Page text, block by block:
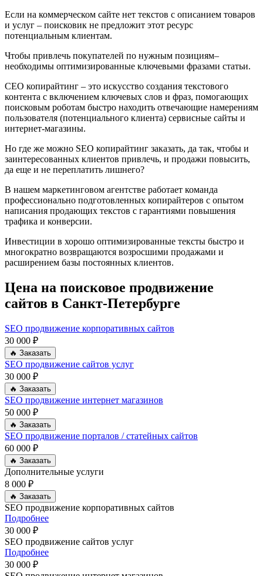
Если на коммерческом сайте нет текстов с описанием товаров
и услуг – поисковик не предложит этот ресурс
потенциальным клиентам.
Чтобы привлечь покупателей по нужным позициям–
необходимы оптимизированные ключевыми фразами статьи.
СЕО копирайтинг – это искусство создания текстового
контента с включением ключевых слов и фраз, помогающих
поисковым роботам быстро находить отвечающие намерениям
пользователя (потенциального клиента) сервисные сайты и
интернет-магазины.
Но где же можно SEO копирайтинг заказать, да так, чтобы и
заинтересованных клиентов привлечь, и продажи повысить,
да еще и не переплатить лишнего?
В нашем маркетинговом агентстве работает команда
профессионально подготовленных копирайтеров с опытом
написания продающих текстов с гарантиями повышения
трафика и конверсии.
Инвестиции в хорошо оптимизированные тексты быстро и
многократно возвращаются возросшими продажами и
расширением базы постоянных клиентов.
Цена на поисковое продвижение
сайтов в Санкт-Петербурге
SEO продвижение корпоративных сайтов
30 000 ₽
🔥 Заказать
SEO продвижение сайтов услуг
30 000 ₽
🔥 Заказать
SEO продвижение интернет магазинов
50 000 ₽
🔥 Заказать
SEO продвижение порталов / статейных сайтов
60 000 ₽
🔥 Заказать
Дополнительные услуги
8 000 ₽
🔥 Заказать
SEO продвижение корпоративных сайтов
Подробнее
30 000 ₽
SEO продвижение сайтов услуг
Подробнее
30 000 ₽